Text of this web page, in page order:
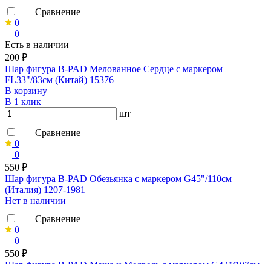
Сравнение
0
0
Есть в наличии
200 ₽
Шар фигура B-PAD Мелованное Сердце с маркером
FL33"/83см (Китай) 15376
В корзину
В 1 клик
шт
Сравнение
0
0
550 ₽
Шар фигура B-PAD Обезьянка с маркером G45"/110см
(Италия) 1207-1981
Нет в наличии
Сравнение
0
0
550 ₽